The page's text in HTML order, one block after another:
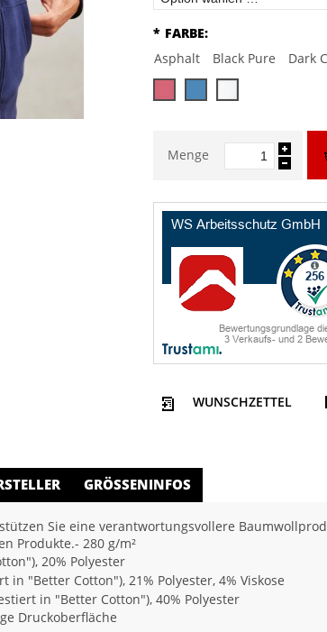
* FARBE:
Asphalt
Black Pure Dark
Menge
WUNSCHZETTEL
GRÖSSENINFOS
Sie eine verantwortungsvollere
Produkte.- 280 g/m²
20% Polyester
in "Better Cotton"), 21% Polyester, 4% Viskose
in "Better Cotton"), 40% Polyester
Druckoberfläche